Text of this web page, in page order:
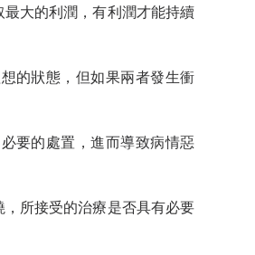
大的利潤，有利潤才能持續
的狀態，但如果兩者發生衝
要的處置，進而導致病情惡
所接受的治療是否具有必要